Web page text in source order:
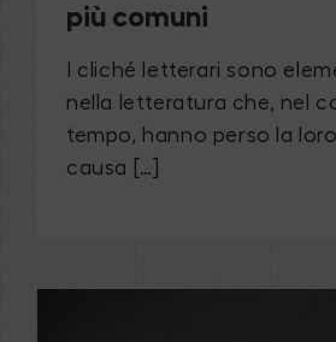
più comuni
I cliché letterari sono
nella letteratura che, nel
tempo, hanno perso la
causa […]